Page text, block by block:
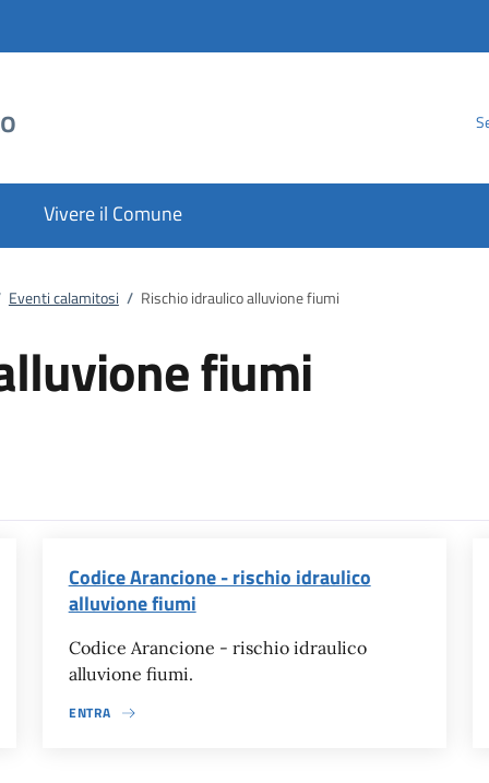
Vivere il Comune
Eventi calamitosi / Rischio idraulico alluvione fiumi
fiumi
Codice Arancione - rischio idraulico
alluvione fiumi
Codice Arancione - rischio idraulico
alluvione fiumi.
ENTRA